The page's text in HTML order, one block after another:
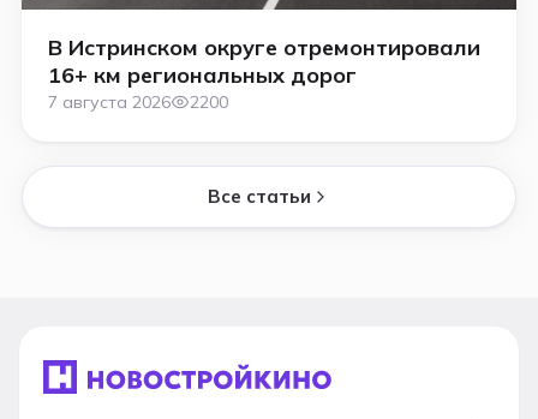
В Истринском округе отремонтировали
16+ км региональных дорог
7 августа 2026 2200
Все статьи